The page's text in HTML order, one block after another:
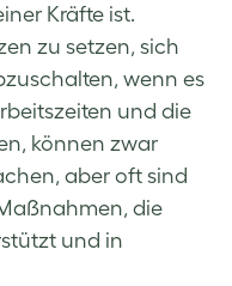
Kräfte ist.
zu setzen, sich
wenn es
und die
können zwar
aber oft sind
die
und in